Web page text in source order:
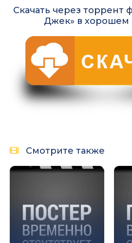
Скачать через торрент
Джек» в хорошем
Смотрите также